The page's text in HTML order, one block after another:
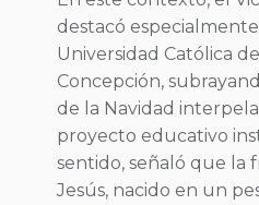
destacó
Universidad Católica
Concepción,
de la Navidad
proyecto educativo
sentido, señaló que la
Jesús, nacido en un